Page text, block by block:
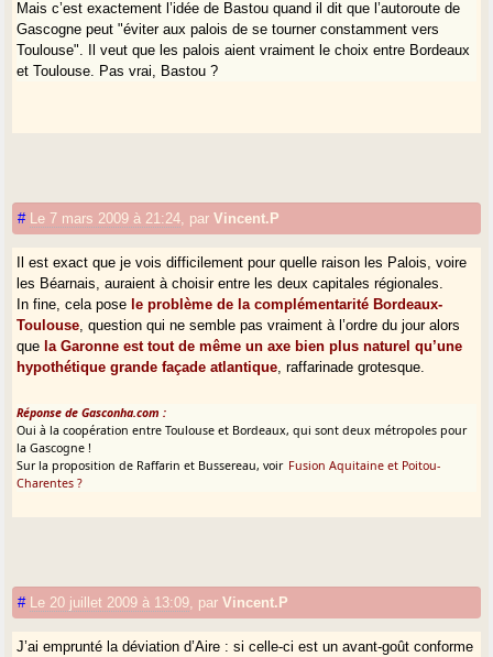
Mais c’est exactement l’idée de Bastou quand il dit que l’autoroute de
Gascogne peut "éviter aux palois de se tourner constamment vers
Toulouse". Il veut que les palois aient vraiment le choix entre Bordeaux
et Toulouse. Pas vrai, Bastou ?
# Le 7 mars 2009 à 21:24 parVincent.P
Il est exact que je vois difficilement pour quelle raison les Palois, voire
les Béarnais, auraient à choisir entre les deux capitales régionales.
In fine, cela pose le problème de la complémentarité Bordeaux-
Toulouse , question qui ne semble pas vraiment à l’ordre du jour alors
que la Garonne est tout de même un axe bien plus naturel qu’une
hypothétique grande façade atlantique , raffarinade grotesque.
Réponse de Gasconha.com :
Oui à la coopération entre Toulouse et Bordeaux, qui sont deux métropoles pour
la Gascogne !
Sur la proposition de Raffarin et Bussereau, voir Fusion Aquitaine et Poitou-
Charentes ?
# Le 20 juillet 2009 à 13:09 parVincent.P
J’ai emprunté la déviation d’Aire : si celle-ci est un avant-goût conforme